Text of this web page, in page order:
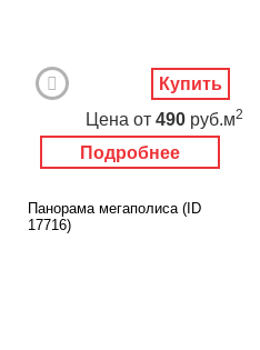
Подробнее
Цена от 490 руб.м2
Купить
Панорама мегаполиса (ID
17716)